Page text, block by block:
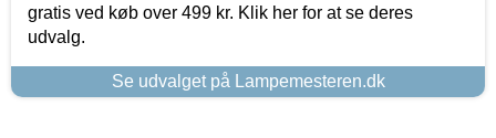
gratis ved køb over 499 kr. Klik her for at se deres
udvalg.
Se udvalget på Lampemesteren.dk